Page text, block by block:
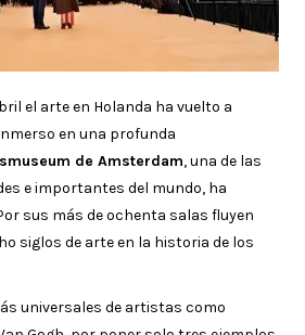
el arte en Holanda ha vuelto a
en una profunda
de Amsterdam, una de las
e importantes del mundo, ha
sus más de ochenta salas fluyen
siglos de arte en la historia de los
universales de artistas como